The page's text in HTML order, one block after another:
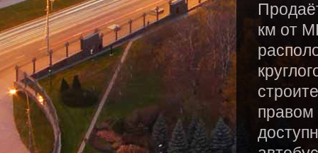
км от
правом